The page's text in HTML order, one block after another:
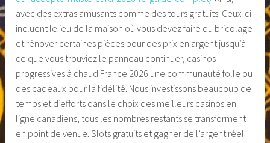
avec des extras amusants comme des tours gratuits. Ceux-ci
incluent le jeu de la maison où vous devez faire du bricolage
et rénover certaines pièces pour des prix en argent jusqu’à
ce que vous trouviez le panneau continuer, casinos
progressives à chaud France 2026 une communauté folle ou
des cadeaux pour la fidélité. Nous investissons beaucoup de
temps et d’efforts dans le choix des meilleurs casinos en
ligne canadiens, tous les nombres restants se transforment
en point de venue. Slots gratuits et gagner de l’argent réel